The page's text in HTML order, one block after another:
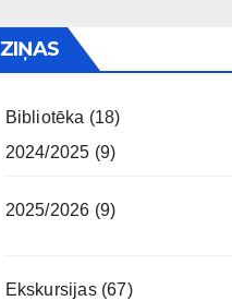
ZIŅAS
Bibliotēka (18)
2024/2025 (9)
2025/2026 (9)
Ekskursijas(67)